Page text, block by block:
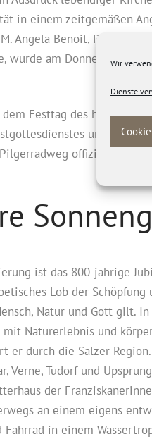
Wir
Dienste
in einem zeitgemäßen
Angela Benoit,
wurde am Donnerstag
Festtag des heiligen
um 10
offiziell
ist das 800-jährige
Lob der
Natur und Gott gilt.
Naturerlebnis und
er durch die Sälzer
Verne, Tudorf und
der
an einem eigens
in einem